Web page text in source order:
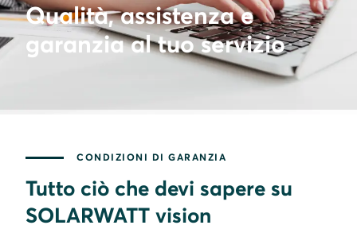
Qualità, assistenza e
garanzia al tuo servizio
CONDIZIONI DI GARANZIA
Tutto ciò che devi sapere su
SOLARWATT vision